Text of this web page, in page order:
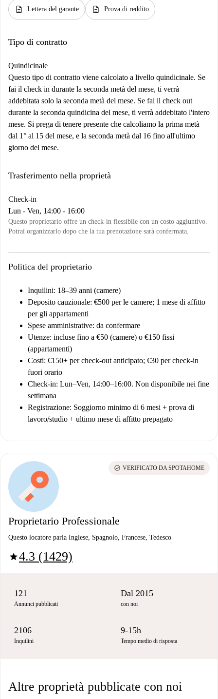
description Lettera del garante description Prova di reddito
Tipo di contratto
Quindicinale
Questo tipo di contratto viene calcolato a livello quindicinale. Se
fai il check in durante la seconda metà del mese, ti verrà
addebitata solo la seconda metà del mese. Se fai il check out
durante la seconda quindicina del mese, ti verrà addebitato l'intero
mese. Si prega di tenere presente che calcoliamo la prima metà
dal 1° al 15 del mese, e la seconda metà dal 16 fino all'ultimo
giorno del mese.
Trasferimento nella proprietà
Check-in
Lun - Ven, 14:00 - 16:00
Questo proprietario offre un check-in flessibile con un costo aggiuntivo.
Potrai organizzarlo dopo che la tua prenotazione sarà confermata.
Politica del proprietario
Inquilini: 18–39 anni (camere)
Deposito cauzionale: €500 per le camere; 1 mese di affitto
per gli appartamenti
Spese amministrative: da confermare
Utenze: incluse fino a €50 (camere) o €150 fissi
(appartamenti)
Costi: €150+ per check-out anticipato; €30 per check-in
fuori orario
Check-in: Lun–Ven, 14:00–16:00. Non disponibile nei fine
settimana
Registrazione: Soggiorno minimo di 6 mesi + prova di
lavoro/studio + ultimo mese di affitto prepagato
Proprietario Professionale
Questo locatore parla Inglese, Spagnolo, Francese, Tedesco
star4.3 (1429)
check_circle VERIFICATO DA SPOTAHOME
121
Annunci pubblicati
Dal 2015
con noi
2106
Inquilini
9-15h
Tempo medio di risposta
Altre proprietà pubblicate con noi